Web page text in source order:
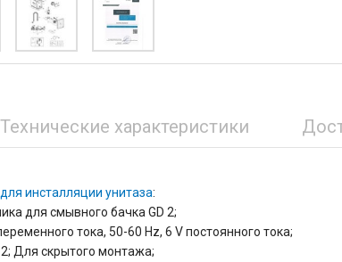
Технические характеристики
инсталляции унитаза:
для смывного бачка GD 2;
тока, 50-60 Hz, 6 V постоянного тока;
Для скрытого монтажа;